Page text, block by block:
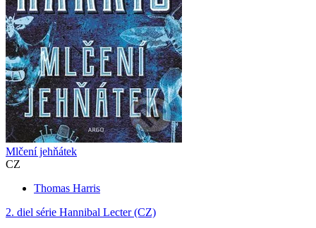
Mlčení jehňátek
CZ
Thomas Harris
2. diel série Hannibal Lecter (CZ)